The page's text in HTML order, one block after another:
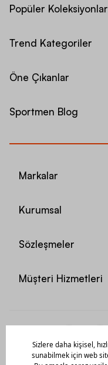
Popüler Koleksiyonlar
Trend Kategoriler
Öne Çıkanlar
Sportmen Blog
Markalar
Kurumsal
Sözleşmeler
Müşteri Hizmetleri